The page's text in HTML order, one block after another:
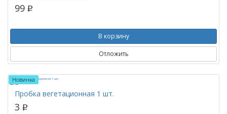
99 p
В корзину
Отложить
Новинка
Пробка вегетационная 1 шт.
3 p